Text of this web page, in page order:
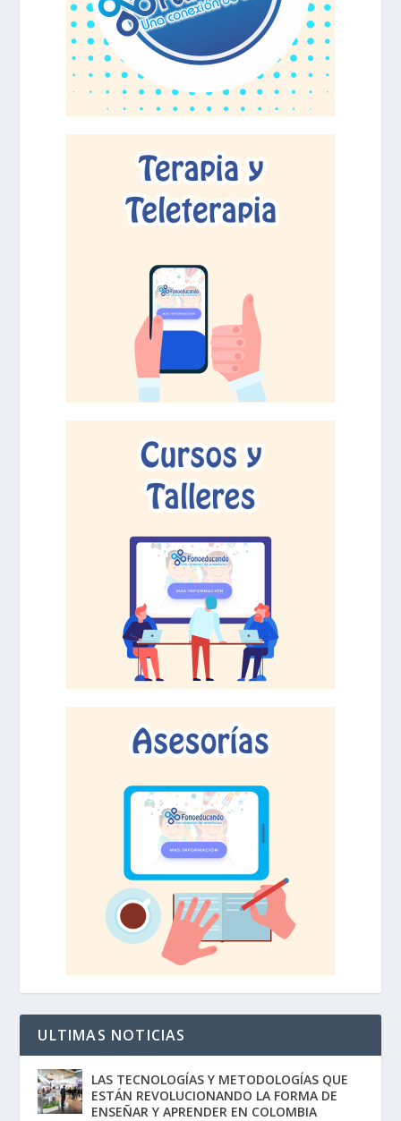
ULTIMAS NOTICIAS
LAS TECNOLOGÍAS Y METODOLOGÍAS QUE
ESTÁN REVOLUCIONANDO LA FORMA DE
ENSEÑAR Y APRENDER EN COLOMBIA